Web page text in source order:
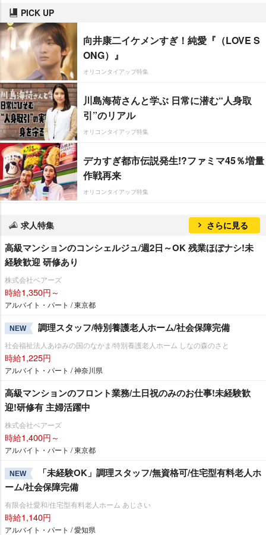
PICK UP
向井康二イケメンすぎ！純愛『（LOVE S
ONG）』
オリコンタイアップ特集
川島海荷さんと学ぶ 日常に潜む“人身取
引”のリアル
オリコンタイアップ特集
デカすぎ都市伝説発生!?ファミマ45％増量
作戦再来
オリコンタイアップ特集
求人特集 さらに見る
高級マンションのコンシェルジュ/週2日～OK 残業ほぼナシ!未
経験歓迎 研修あり
株式会社ベアーズ
時給1,350円～
アルバイト・パート / 東京都
NEW 調理スタッフ/特別養護老人ホーム/社会保障完備
社会福祉法人あゆみの国のなかま/特別養護老人ホーム しなの森のさと
時給1,225円
アルバイト・パート / 神奈川県
⾼級マンションのフロント業務/土日祝のみのお仕事!未経験歓
迎!研修有 主婦活躍中
株式会社ベアーズ
時給1,400円～
アルバイト・パート / 東京都
NEW
「未経験OK」調理スタッフ/無資格可/住宅型有料老人ホ
ーム/社会保障完備
有限会社愛和/住宅型有料老人ホーム あじさい
時給1,140円
アルバイト・パート / 愛知県